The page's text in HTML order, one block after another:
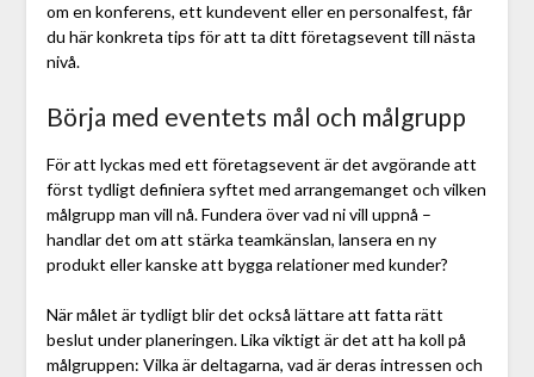
om en konferens, ett kundevent eller en personalfest, får
du här konkreta tips för att ta ditt företagsevent till nästa
nivå.
Börja med eventets mål och målgrupp
För att lyckas med ett företagsevent är det avgörande att
först tydligt definiera syftet med arrangemanget och vilken
målgrupp man vill nå. Fundera över vad ni vill uppnå –
handlar det om att stärka teamkänslan, lansera en ny
produkt eller kanske att bygga relationer med kunder?
När målet är tydligt blir det också lättare att fatta rätt
beslut under planeringen. Lika viktigt är det att ha koll på
målgruppen: Vilka är deltagarna, vad är deras intressen och